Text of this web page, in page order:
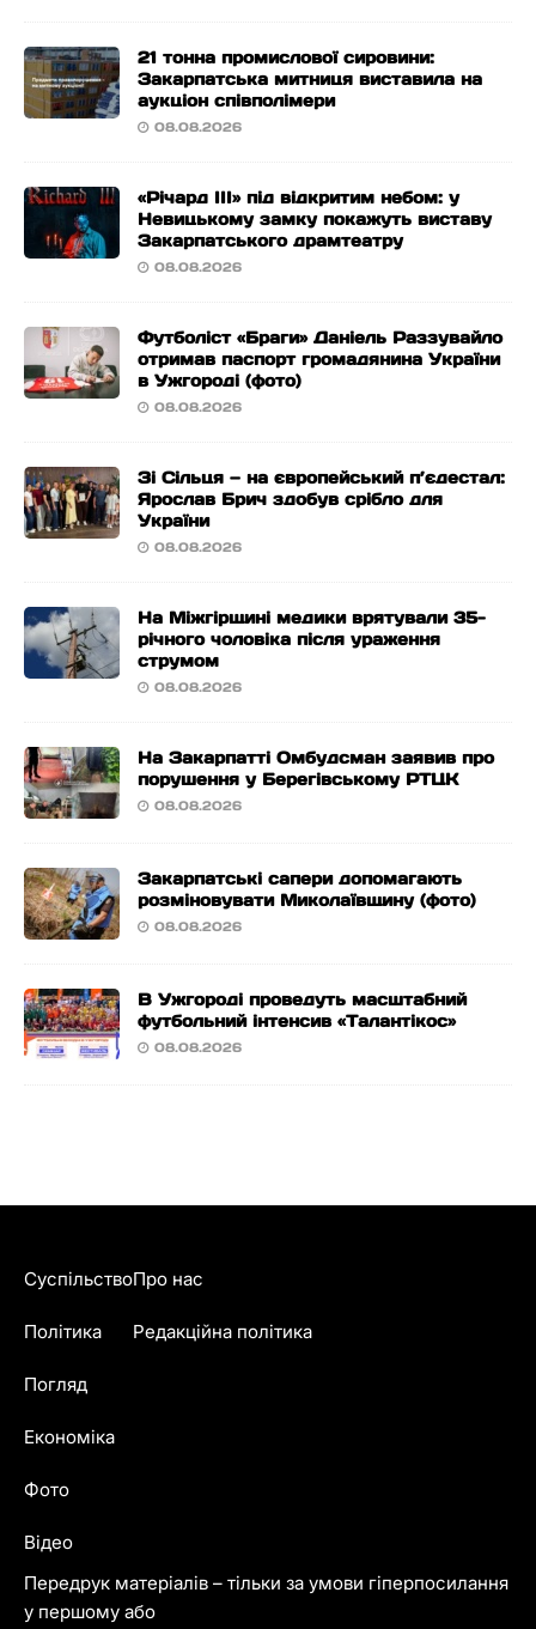
21 тонна промислової сировини:
Закарпатська митниця виставила на
аукціон співполімери
08.08.2026
«Річард ІІІ» під відкритим небом: у
Невицькому замку покажуть виставу
Закарпатського драмтеатру
08.08.2026
Футболіст «Браги» Даніель Раззувайло
отримав паспорт громадянина України
в Ужгороді (фото)
08.08.2026
Зі Сільця — на європейський п’єдестал:
Ярослав Брич здобув срібло для
України
08.08.2026
На Міжгірщині медики врятували 35-
річного чоловіка після ураження
струмом
08.08.2026
На Закарпатті Омбудсман заявив про
порушення у Берегівському РТЦК
08.08.2026
Закарпатські сапери допомагають
розміновувати Миколаївщину (фото)
08.08.2026
В Ужгороді проведуть масштабний
футбольний інтенсив «Талантікос»
08.08.2026
Передрук матеріалів – тільки за умови гіперпосилання
у першому або
Суспільство
Політика
Погляд
Економіка
Фото
Відео
Про нас
Редакційна політика